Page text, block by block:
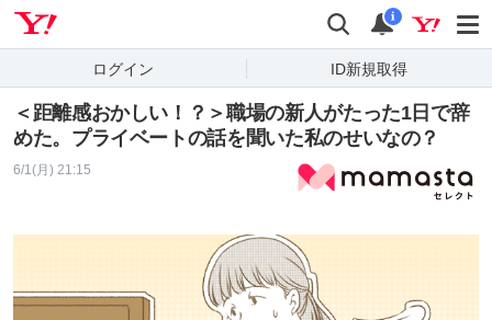
検索 通知
i
ログイン ID新規取得
＜距離感おかしい！？＞職場の新人がたった1日で辞
めた。プライベートの話を聞いた私のせいなの？
6/1(月) 21:15